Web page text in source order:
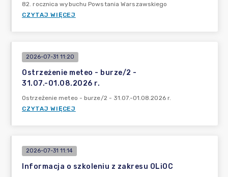
82. rocznica wybuchu Powstania Warszawskiego
CZYTAJ WIĘCEJ
2026-07-31 11:20
Ostrzeżenie meteo - burze/2 -
31.07.-01.08.2026 r.
Ostrzeżenie meteo - burze/2 - 31.07.-01.08.2026 r.
CZYTAJ WIĘCEJ
2026-07-31 11:14
Informacja o szkoleniu z zakresu OLiOC